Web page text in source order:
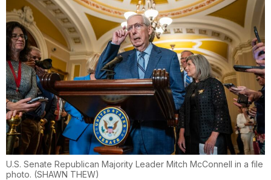
U.S. Senate Republican Majority Leader Mitch McConnell in a file
photo. (SHAWN THEW)